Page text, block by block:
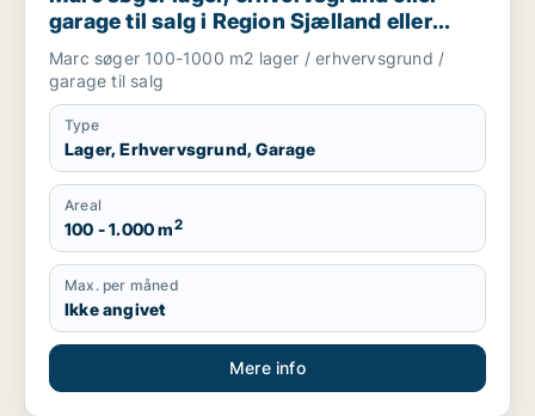
garage til salg i Region Sjælland eller
Nordsjælland
Marc søger 100-1000 m2 lager / erhvervsgrund /
garage til salg
Type
Lager, Erhvervsgrund, Garage
Areal
100 - 1.000 m2
Max. per måned
Ikke angivet
Mere info